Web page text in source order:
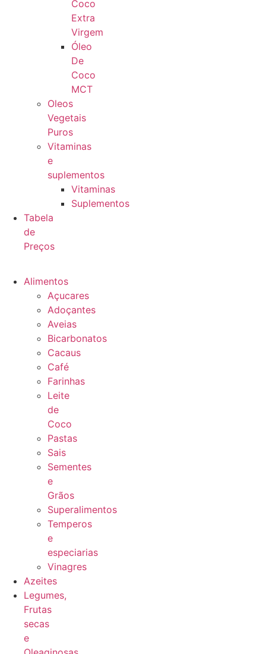
Coco
Extra
Virgem
Óleo
De
Coco
MCT
Oleos
Vegetais
Puros
Vitaminas
e
suplementos
Vitaminas
Suplementos
Tabela
de
Preços
Alimentos
Açucares
Adoçantes
Aveias
Bicarbonatos
Cacaus
Café
Farinhas
Leite
de
Coco
Pastas
Sais
Sementes
e
Grãos
Superalimentos
Temperos
e
especiarias
Vinagres
Azeites
Legumes,
Frutas
secas
e